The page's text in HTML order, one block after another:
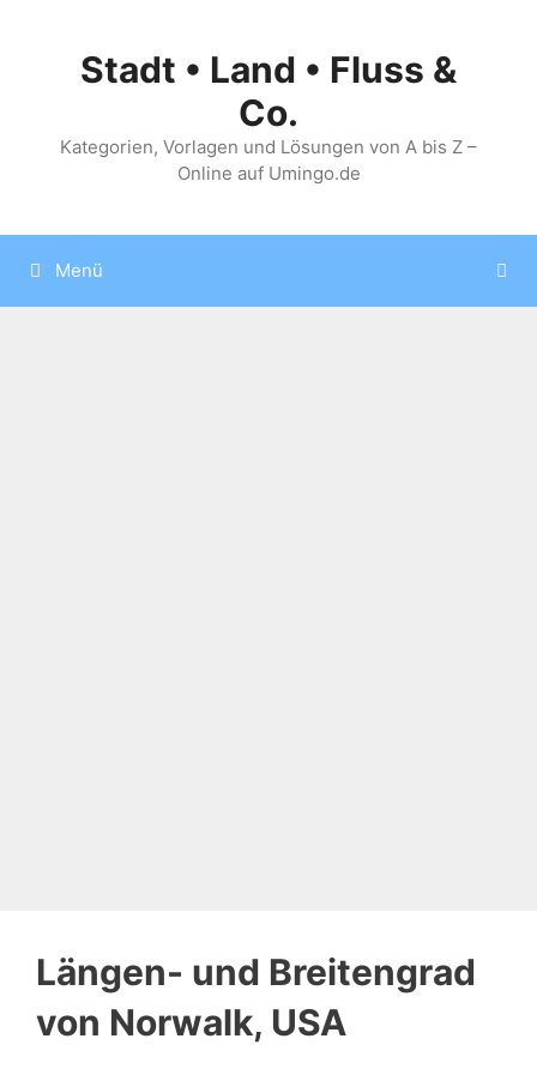
springenStadt • Land • Fluss &
Co.
Kategorien, Vorlagen und Lösungen von A bis Z –
Online auf Umingo.de
Menü
Längen- und Breitengrad
von Norwalk, USA